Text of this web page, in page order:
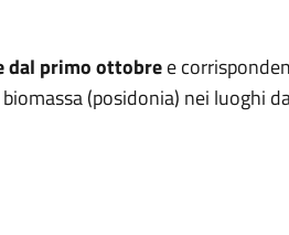
dal primo ottobree
(posidonia) nei luoghi